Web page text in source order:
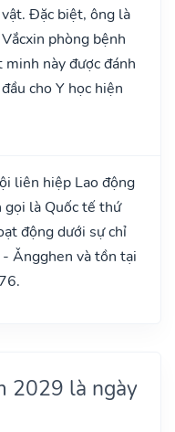
Đặc biệt, ông là
phòng bệnh
minh này được đánh
cho Y học hiện
liên hiệp Lao động
gọi là Quốc tế thứ
động dưới sự chỉ
- Ǎngghen và tồn tại
2029 là ngày